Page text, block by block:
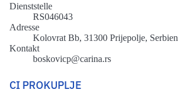
Dienststelle
RS046043
Adresse
Kolovrat Bb, 31300 Prijepolje, Serbien
Kontakt
boskovicp@carina.rs
CI PROKUPLJE